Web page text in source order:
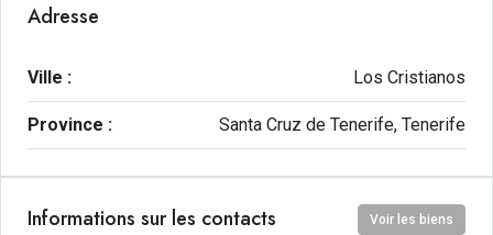
Adresse
Ville : Los Cristianos
Province : Santa Cruz de Tenerife, Tenerife
Informations sur les contacts Voir les biens